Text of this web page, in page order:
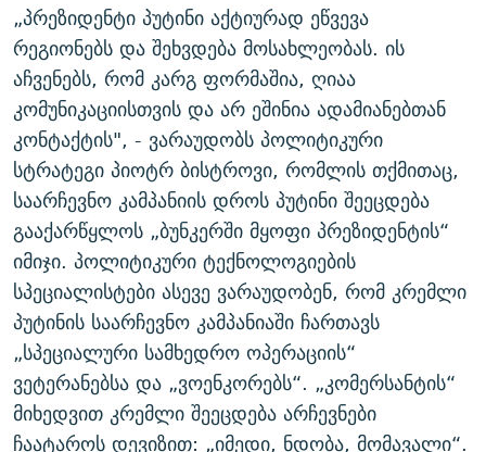
„პრეზიდენტი პუტინი აქტიურად ეწვევა
რეგიონებს და შეხვდება მოსახლეობას. ის
აჩვენებს, რომ კარგ ფორმაშია, ღიაა
კომუნიკაციისთვის და არ ეშინია ადამიანებთან
კონტაქტის", - ვარაუდობს პოლიტიკური
სტრატეგი პიოტრ ბისტროვი, რომლის თქმითაც,
საარჩევნო კამპანიის დროს პუტინი შეეცდება
გააქარწყლოს „ბუნკერში მყოფი პრეზიდენტის“
იმიჯი. პოლიტიკური ტექნოლოგიების
სპეციალისტები ასევე ვარაუდობენ, რომ კრემლი
პუტინის საარჩევნო კამპანიაში ჩართავს
„სპეციალური სამხედრო ოპერაციის“
ვეტერანებსა და „ვოენკორებს“. „კომერსანტის“
მიხედვით კრემლი შეეცდება არჩევნები
ჩაატაროს დევიზით: „იმედი, ნდობა, მომავალი“.